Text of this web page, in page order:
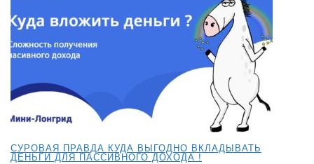
СУРОВАЯ ПРАВДА КУДА ВЫГОДНО ВКЛАДЫВАТЬ
ДЕНЬГИ ДЛЯ ПАССИВНОГО ДОХОДА !